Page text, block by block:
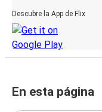
Descubre la App de Flix
En esta página